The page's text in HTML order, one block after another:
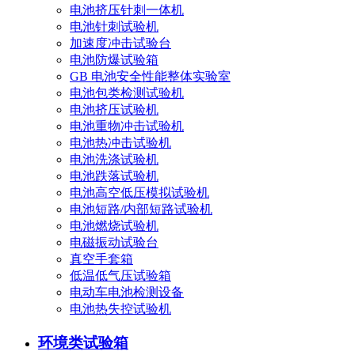
电池挤压针刺一体机
电池针刺试验机
加速度冲击试验台
电池防爆试验箱
GB 电池安全性能整体实验室
电池包类检测试验机
电池挤压试验机
电池重物冲击试验机
电池热冲击试验机
电池洗涤试验机
电池跌落试验机
电池高空低压模拟试验机
电池短路/内部短路试验机
电池燃烧试验机
电磁振动试验台
真空手套箱
低温低气压试验箱
电动车电池检测设备
电池热失控试验机
环境类试验箱